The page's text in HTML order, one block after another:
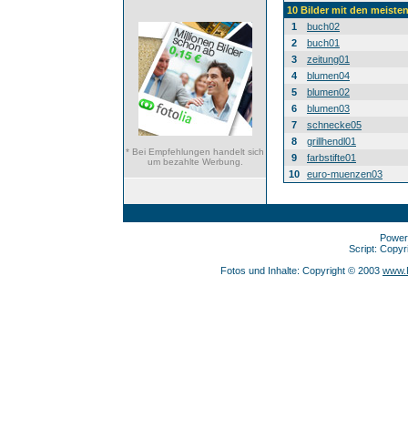
* Bei Empfehlungen handelt sich
um bezahlte Werbung.
10 Bilder mit den
1
buch02
2
buch01
3
zeitung01
4
blumen04
5
blumen02
6
blumen03
7
schnecke05
8
grillhendl01
9
farbstifte01
10
euro-muenzen03
Script:
Fotos und Inhalte: Copyright © 2003